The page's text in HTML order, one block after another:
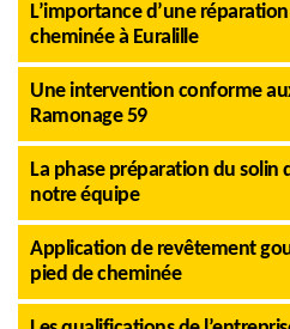
L’importance d’une
cheminée à Euralille
Une intervention conforme
Ramonage 59
La phase préparation du solin
notre équipe
Application de revêtement
pied de cheminée